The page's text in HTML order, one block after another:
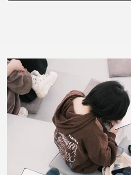
105 000 ₽/сем.
3 года 10 мес
105 000 ₽/сем.
3 года 10 мес
ГРАФИЧЕСКИЙ ДИЗАЙН
105 000 ₽/сем.
3 года 10 мес
ДИЗАЙН ОДЕЖДЫ
НА БАЗЕ 11 КЛАССОВ